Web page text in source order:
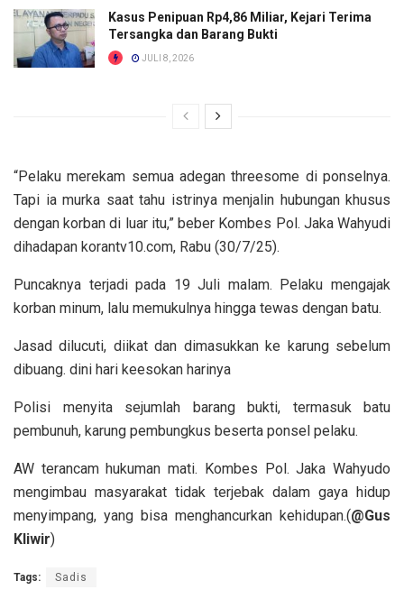
Kasus Penipuan Rp4,86 Miliar, Kejari Terima
Tersangka dan Barang Bukti
JULI 8, 2026
“Pelaku merekam semua adegan threesome di ponselnya.
Tapi ia murka saat tahu istrinya menjalin hubungan khusus
dengan korban di luar itu,” beber Kombes Pol. Jaka Wahyudi
dihadapan korantv10.com, Rabu (30/7/25).
Puncaknya terjadi pada 19 Juli malam. Pelaku mengajak
korban minum, lalu memukulnya hingga tewas dengan batu.
Jasad dilucuti, diikat dan dimasukkan ke karung sebelum
dibuang. dini hari keesokan harinya
Polisi menyita sejumlah barang bukti, termasuk batu
pembunuh, karung pembungkus beserta ponsel pelaku.
AW terancam hukuman mati. Kombes Pol. Jaka Wahyudo
mengimbau masyarakat tidak terjebak dalam gaya hidup
menyimpang, yang bisa menghancurkan kehidupan.(@Gus
Kliwir)
Tags: Sadis